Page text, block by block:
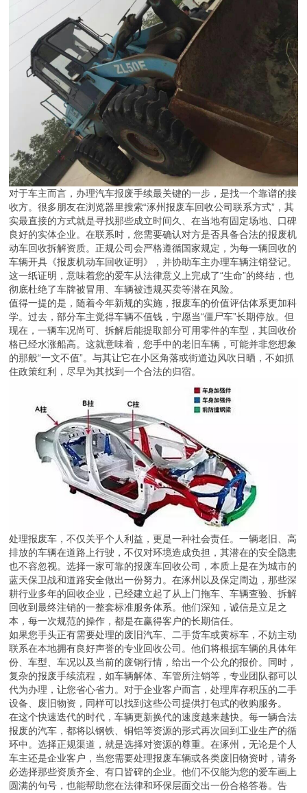
对于车主而言，办理汽车报废手续最关键的一步，是找一个靠谱的接
收方。很多朋友在浏览器里搜索“涿州报废车回收公司联系方式”，其
实最直接的方式就是寻找那些成立时间久、在当地有固定场地、口碑
良好的实体企业。在联系时，您需要确认对方是否具备合法的报废机
动车回收拆解资质。正规公司会严格遵循国家规定，为每一辆回收的
车辆开具《报废机动车回收证明》，并协助车主办理车辆注销登记。
这一纸证明，意味着您的爱车从法律意义上完成了“生命”的终结，也
彻底杜绝了车牌被冒用、车辆被违规买卖等潜在风险。
值得一提的是，随着今年新规的实施，报废车的价值评估体系更加科
学。过去，部分车主觉得车辆不值钱，宁愿当“僵尸车”长期停放。但
现在，一辆车况尚可、拆解后能提取部分可用零件的车型，其回收价
格已经水涨船高。这就意味着，您手中的老旧车辆，可能并非您想象
的那般“一文不值”。与其让它在小区角落或街道边风吹日晒，不如抓
住政策红利，尽早为其找到一个合法的归宿。
处理报废车，不仅关乎个人利益，更是一种社会责任。一辆老旧、高
排放的车辆在道路上行驶，不仅对环境造成负担，其潜在的安全隐患
也不容忽视。选择一家可靠的报废车回收公司，本质上是在为城市的
蓝天保卫战和道路安全做出一份努力。在涿州以及保定周边，那些深
耕行业多年的回收企业，已经建立起了从上门拖车、车辆查验、拆解
回收到最终注销的一整套标准服务体系。他们深知，诚信是立足之
本，每一次规范的操作，都是在赢得客户的长期信任。
如果您手头正有需要处理的废旧汽车、二手货车或黄标车，不妨主动
联系在本地拥有良好声誉的专业回收公司。他们将根据车辆的具体年
份、车型、车况以及当前的废钢行情，给出一个公允的报价。同时，
复杂的报废手续流程，如车辆解体、车管所注销等，专业团队都可以
代为办理，让您省心省力。对于企业客户而言，处理库存积压的二手
设备、废旧物资，同样可以找到这些公司提供打包式的收购服务。
在这个快速迭代的时代，车辆更新换代的速度越来越快。每一辆合法
报废的汽车，都将以钢铁、铜铝等资源的形式再次回到工业生产的循
环中。选择正规渠道，就是选择对资源的尊重。在涿州，无论是个人
车主还是企业客户，当您需要处理报废车辆或各类废旧物资时，请务
必选择那些资质齐全、有口皆碑的企业。他们不仅能为您的爱车画上
圆满的句号，也能帮助您在法律和环保层面交出一份合格答卷。告